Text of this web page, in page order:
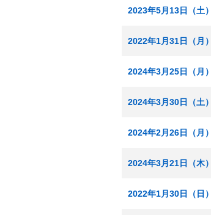
2023年5月13日（土
2022年1月31日（月
2024年3月25日（月
2024年3月30日（土
2024年2月26日（月
2024年3月21日（木
2022年1月30日（日